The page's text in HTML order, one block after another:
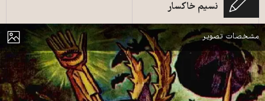
نسیم خاکسار
نمایش
مشخصات تصویر
تابلوی سیاهکل، اثر بیژن جزنی